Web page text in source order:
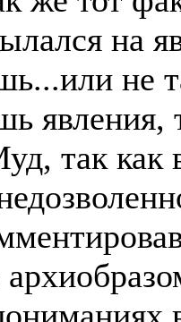
на
не
явления,
так как